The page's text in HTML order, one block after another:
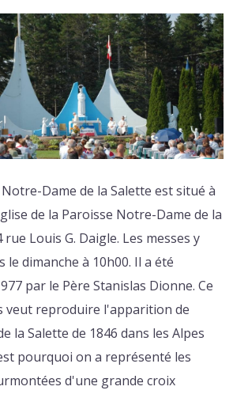
Dame de la Salette est situé à
de la Paroisse Notre-Dame de la
rue Louis G. Daigle. Les messes y
le dimanche à 10h00. Il a été
par le Père Stanislas Dionne. Ce
veut reproduire l'apparition de
la Salette de 1846 dans les Alpes
pourquoi on a représenté les
d'une grande croix